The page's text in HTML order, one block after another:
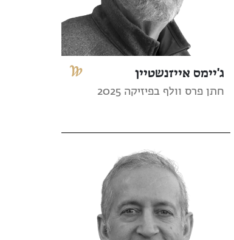
ג'יימס אייזנשטיין
חתן פרס וולף בפיזיקה 2025